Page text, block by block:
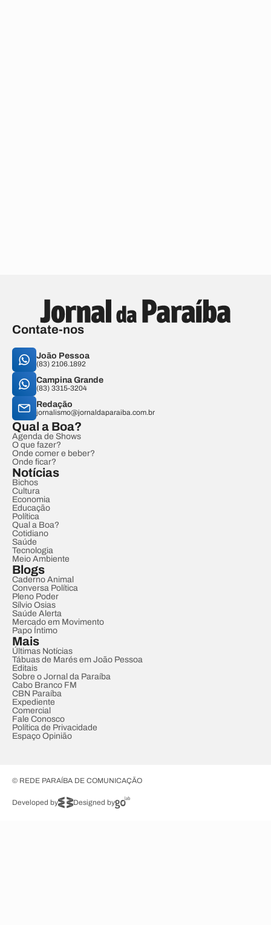
Contate-nos
João Pessoa
(83) 2106.1892
Campina Grande
(83) 3315-3204
Redação
jornalismo@jornaldaparaiba.com.br
Qual a Boa?
Agenda de Shows
O que fazer?
Onde comer e beber?
Onde ficar?
Notícias
Bichos
Cultura
Economia
Educação
Política
Qual a Boa?
Cotidiano
Saúde
Tecnologia
Meio Ambiente
Blogs
Caderno Animal
Conversa Política
Pleno Poder
Sílvio Osias
Saúde Alerta
Mercado em Movimento
Papo Íntimo
Mais
Últimas Notícias
Tábuas de Marés em João Pessoa
Editais
Sobre o Jornal da Paraíba
Cabo Branco FM
CBN Paraíba
Expediente
Comercial
Fale Conosco
Política de Privacidade
Espaço Opinião
© REDE PARAÍBA DE COMUNICAÇÃO
Developed by Designed by